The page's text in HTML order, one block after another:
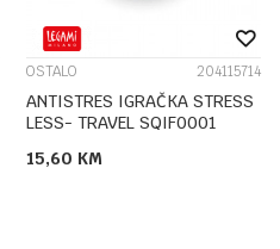
OSTALO 204115714
ANTISTRES IGRAČKA STRESS
LESS- TRAVEL SQIF0001
15,60 KM